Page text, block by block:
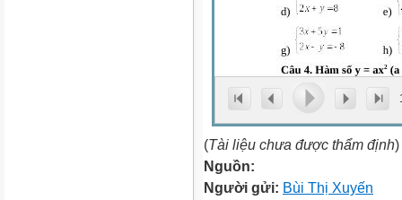
(Tài liệu chưa được thẩm định)
Nguồn:
Người gửi: Bùi Thị Xuyến